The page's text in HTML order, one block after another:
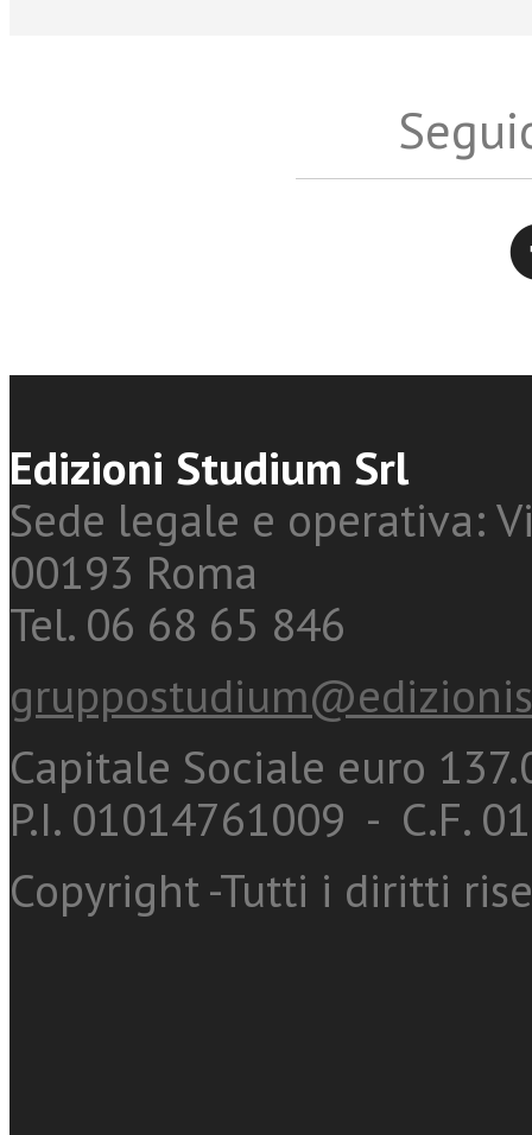
Edizioni Studium Srl
Sede legale e operativa:
00193 Roma
Tel. 06 68 65 846
Capitale Sociale euro
P.I. 01014761009 - C.F.
Copyright -Tutti i diritti